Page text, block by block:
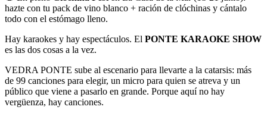
hazte con tu pack de vino blanco + ración de clóchinas y cántalo
todo con el estómago lleno.
Hay karaokes y hay espectáculos. El PONTE KARAOKE SHOW
es las dos cosas a la vez.
VEDRA PONTE sube al escenario para llevarte a la catarsis: más
de 99 canciones para elegir, un micro para quien se atreva y un
público que viene a pasarlo en grande. Porque aquí no hay
vergüenza, hay canciones.